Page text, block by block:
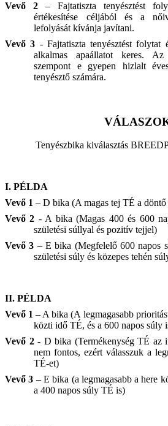
Vevő 2 – Fajtatiszta tenyésztést
értékesítése céljából és a
lefolyását kívánja javítani.
Vevő 3 - Fajtatiszta tenyésztést folytat
alkalmas apaállatot keres.
szempont e gyepen hizlalt
tenyésztő számára.
Tenyészbika kiválasztás
I. PÉLDA
Vevő 1 – D bika (A magas tej TÉ a döntő
Vevő 2 - A bika (Magas 400 és 600
születési súllyal és pozitív tejjel)
Vevő 3 – E bika (Megfelelő 600 napos
születési súly és közepes tehén
II. PÉLDA
Vevő 1 – A bika (A legmagasabb
közti idő TÉ, és a 600 napos súly
Vevő 2- D bika (Termékenység TÉ az
nem fontos, ezért válasszuk a
TÉ-et)
Vevő 3 – E bika (a legmagasabb a here
a 400 napos súly TÉ is)